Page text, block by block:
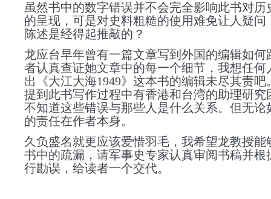
虽然书中的数字错误并不会完全影响此书对历
的呈现，可是对史料粗糙的使用难免让人疑问
陈述是经得起推敲的？
龙应台早年曾有一篇文章写到外国的编辑如何
者认真查证她文章中的每一个细节，我想任何
出《大江大海1949》这本书的编辑未尽其责吧
提到此书写作过程中有香港和台湾的助理研究
不知道这些错误与那些人是什么关系。但无论
的责任在作者本身。
久负盛名就更应该爱惜羽毛，我希望龙教授能
书中的疏漏，请军事史专家认真审阅书稿并根
行勘误，给读者一个交代。